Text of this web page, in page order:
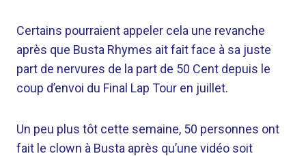
Certains pourraient appeler cela une revanche
après que Busta Rhymes ait fait face à sa juste
part de nervures de la part de 50 Cent depuis le
coup d’envoi du Final Lap Tour en juillet.
Un peu plus tôt cette semaine, 50 personnes ont
fait le clown à Busta après qu’une vidéo soit